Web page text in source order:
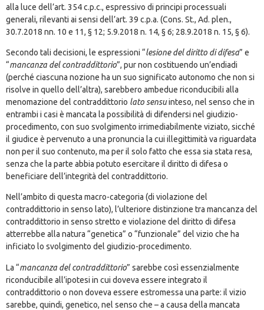
alla luce dell’art. 354 c.p.c., espressivo di principi processuali
generali, rilevanti ai sensi dell’art. 39 c.p.a. (Cons. St., Ad. plen.,
30.7.2018 nn. 10 e 11, § 12; 5.9.2018 n. 14, § 6; 28.9.2018 n. 15, § 6).
Secondo tali decisioni, le espressioni “lesione del diritto di difesa” e
“mancanza del contraddittorio”, pur non costituendo un’endiadi
(perché ciascuna nozione ha un suo significato autonomo che non si
risolve in quello dell’altra), sarebbero ambedue riconducibili alla
menomazione del contraddittorio lato sensuinteso, nel senso che in
entrambi i casi è mancata la possibilità di difendersi nel giudizio-
procedimento, con suo svolgimento irrimediabilmente viziato, sicché
il giudice è pervenuto a una pronuncia la cui illegittimità va riguardata
non per il suo contenuto, ma per il solo fatto che essa sia stata resa,
senza che la parte abbia potuto esercitare il diritto di difesa o
beneficiare dell’integrità del contraddittorio.
Nell’ambito di questa macro-categoria (di violazione del
contraddittorio in senso lato), l’ulteriore distinzione tra mancanza del
contraddittorio in senso stretto e violazione del diritto di difesa
atterrebbe alla natura “genetica” o “funzionale” del vizio che ha
inficiato lo svolgimento del giudizio-procedimento.
La “mancanza del contraddittorio” sarebbe così essenzialmente
riconducibile all’ipotesi in cui doveva essere integrato il
contraddittorio o non doveva essere estromessa una parte: il vizio
sarebbe, quindi, genetico, nel senso che – a causa della mancata